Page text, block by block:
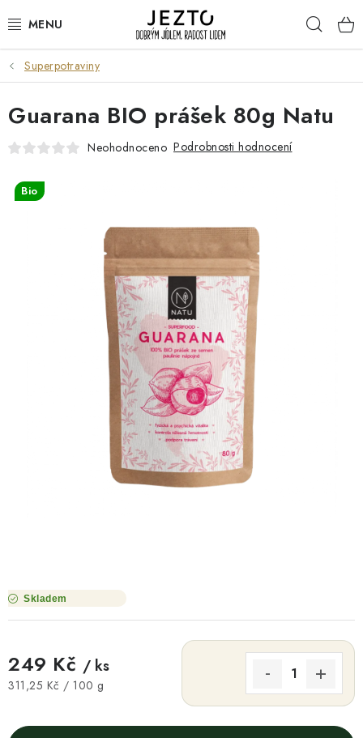
na
DÁRKOVÉ SADY
TRVANLIVÉ
DROGERIE A KOSMETIKA
NÁPOJE
SPORT A ZDRAVÍ
RELAX A REGENERACE
NÁŠ PŘÍBĚH FIREMNÍ DÁRKY
KONTAKTY
DOPRAVA A PLATBA
Superpotraviny
Skladem
249 Kč / ks
Měrná cena:
311,25 Kč / 100 g
Guarana BIO prášek 80g Natu
Neohodnoceno Podrobnosti hodnocení
Bio